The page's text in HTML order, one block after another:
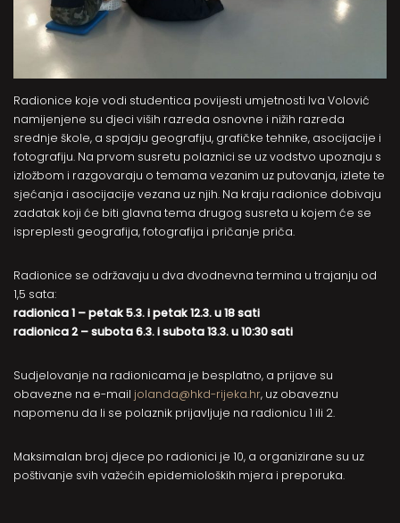
Radionice koje vodi studentica povijesti umjetnosti Iva Volović
namijenjene su djeci viših razreda osnovne i nižih razreda
srednje škole, a spajaju geografiju, grafičke tehnike, asocijacije i
fotografiju. Na prvom susretu polaznici se uz vodstvo upoznaju s
izložbom i razgovaraju o temama vezanim uz putovanja, izlete te
sjećanja i asocijacije vezana uz njih. Na kraju radionice dobivaju
zadatak koji će biti glavna tema drugog susreta u kojem će se
ispreplesti geografija, fotografija i pričanje priča.
Radionice se održavaju u dva dvodnevna termina u trajanju od
1,5 sata:
radionica 1 – petak 5.3. i petak 12.3. u 18 sati
radionica 2 – subota 6.3. i subota 13.3. u 10:30 sati
Sudjelovanje na radionicama je besplatno, a prijave su
obavezne na e-mail jolanda@hkd-rijeka.hr, uz obaveznu
napomenu da li se polaznik prijavljuje na radionicu 1 ili 2.
Maksimalan broj djece po radionici je 10, a organizirane su uz
poštivanje svih važećih epidemioloških mjera i preporuka.